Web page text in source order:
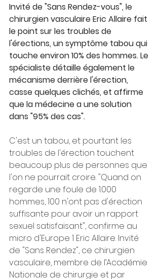
Invité de "Sans Rendez-vous", le
chirurgien vasculaire Eric Allaire fait
le point sur les troubles de
l'érections, un symptôme tabou qui
touche environ 10% des hommes. Le
spécialiste détaille également le
mécanisme derrière l'érection,
casse quelques clichés, et affirme
que la médecine a une solution
dans "95% des cas".
C'est un tabou, et pourtant les
troubles de l'érection touchent
beaucoup plus de personnes que
l'on ne pourrait croire. "Quand on
regarde une foule de 1.000
hommes, 100 n'ont pas d'érection
suffisante pour avoir un rapport
sexuel satisfaisant", confirme au
micro d'Europe 1 Eric Allaire. Invité
de "Sans Rendez", ce chirurgien
vasculaire, membre de l’Académie
Nationale de chirurgie et par